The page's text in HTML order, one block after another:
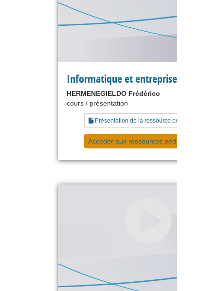
Informatique et entreprises
HERMENEGIELDO Frédérico
cours / présentation
Présentation de la ressource pédagogique
Accéder aux ressources pédagogiques